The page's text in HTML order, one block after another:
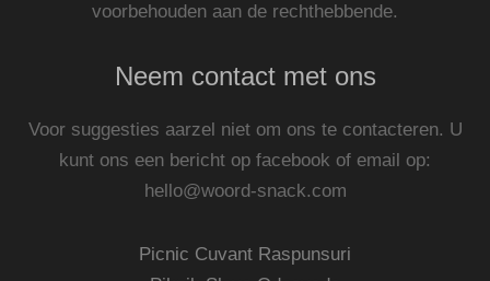
voorbehouden aan de rechthebbende.
Neem contact met ons
Voor suggesties aarzel niet om ons te contacteren. U
kunt ons een bericht op facebook of email op:
hello@woord-snack.com
Picnic Cuvant Raspunsuri